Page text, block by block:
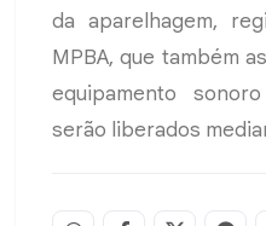
da aparelhagem,
MPBA, que também
equipamento
serão liberados